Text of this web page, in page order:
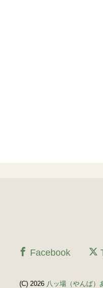
Facebook
(C) 2026 八ッ場（やんば）